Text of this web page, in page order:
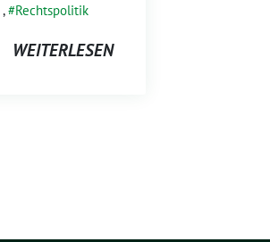
, Rechtspolitik
WEITERLESEN